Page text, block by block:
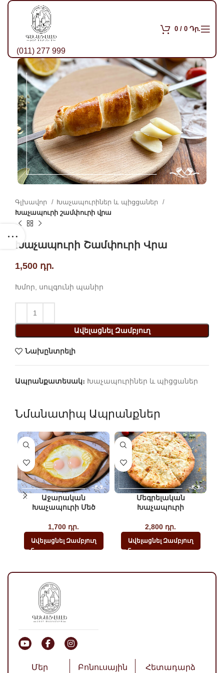
(011) 277 999
0 / 0 Դր.
Գլխավոր
Խաչապուրիներ և պիցցաներ
Խաչապուրի շամփուրի վրա
Խաչապուրի Շամփուրի Վրա
1,500 դր.
Խմոր, սուլգունի պանիր
Ավելացնել Զամբյուղ
Նախընտրելի
Ապրանքատեսակ։ Խաչապուրիներ և պիցցաներ
Նմանատիպ Ապրանքներ
Աջարական
Խաչապուրի Մեծ
1,700 դր.
Ավելացնել Զամբյուղ
Մեգրելական
Խաչապուրի
2,800 դր.
Ավելացնել Զամբյուղ
Մեր Բոնուսային Հետադարձ